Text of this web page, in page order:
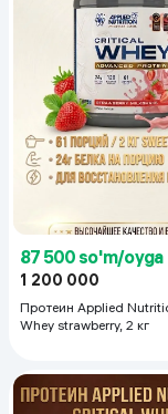
87 500 so'm/oyga
1 200 000
Протеин Applied
Whey strawberry, 2 кг